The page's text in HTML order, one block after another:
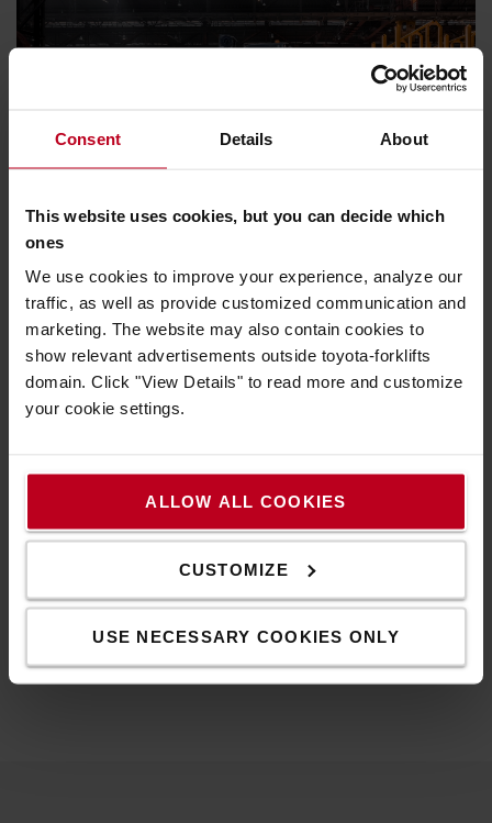
Consent Details About
This website uses cookies, but you can decide which
ones
We use cookies to improve your experience, analyze our
traffic, as well as provide customized communication and
marketing. The website may also contain cookies to
show relevant advertisements outside toyota-forklifts
domain. Click "View Details" to read more and customize
your cookie settings.
ALLOW ALL COOKIES
CUSTOMIZE
USE NECESSARY COOKIES ONLY
A biztonságos munkakörnyezet termelékeny is.
Tekintse meg termékeinket
Vásároljon Toyota kiegészítőket az új
online webáruházunkban
Az új Alkatrész Webáruházunkban kiegészítőink
széles választékát kínáljuk. Böngésszen és
vásároljon iparitöltők és csatlakozók,külső elemek
belső elemek,szerszámok és
munkaruházat,idényjellegű ajánlatokközül.